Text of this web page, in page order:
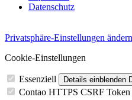
Datenschutz
Privatsphäre-Einstellungen ändern
Cookie-Einstellungen
Essenziell Details einblenden
Contao HTTPS CSRF Token